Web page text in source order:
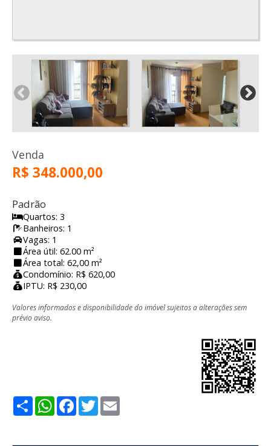
Venda
R$ 348.000,00
Padrão
Quartos: 3
Banheiros: 1
Vagas: 1
Área útil: 62.00 m²
Área total: 62,00 m²
Condomínio: R$ 620,00
IPTU: R$ 230,00
Valores informados e disponibilidade do imóvel sujeitos a alterações sem
prévio aviso.
ShareWhatsApp
Facebook
Twitter